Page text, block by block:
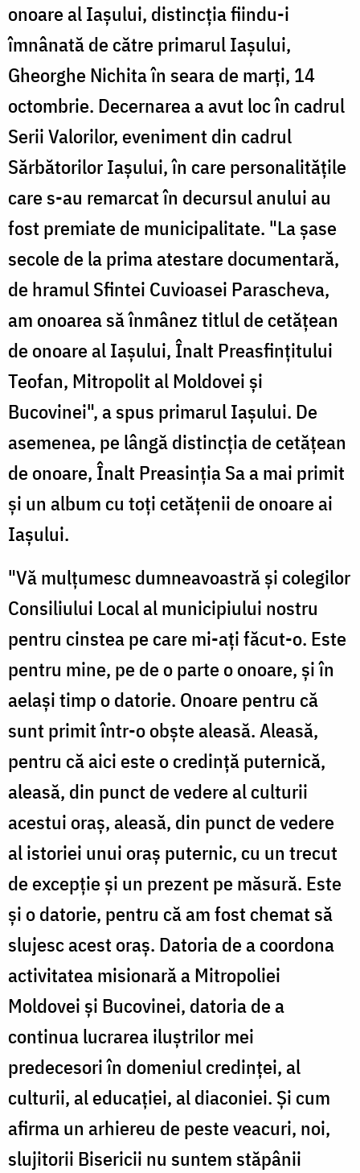
onoare al Iaşului, distincţia fiindu-i
îmnânată de către primarul Iaşului,
Gheorghe Nichita în seara de marţi, 14
octombrie. Decernarea a avut loc în cadrul
Serii Valorilor, eveniment din cadrul
Sărbătorilor Iaşului, în care personalităţile
care s-au remarcat în decursul anului au
fost premiate de municipalitate. "La şase
secole de la prima atestare documentară,
de hramul Sfintei Cuvioasei Parascheva,
am onoarea să înmânez titlul de cetăţean
de onoare al Iaşului, Înalt Preasfinţitului
Teofan, Mitropolit al Moldovei şi
Bucovinei", a spus primarul Iaşului. De
asemenea, pe lângă distincţia de cetăţean
de onoare, Înalt Preasinţia Sa a mai primit
şi un album cu toţi cetăţenii de onoare ai
Iaşului.
"Vă mulţumesc dumneavoastră şi colegilor
Consiliului Local al municipiului nostru
pentru cinstea pe care mi-aţi făcut-o. Este
pentru mine, pe de o parte o onoare, şi în
aelaşi timp o datorie. Onoare pentru că
sunt primit într-o obşte aleasă. Aleasă,
pentru că aici este o credinţă puternică,
aleasă, din punct de vedere al culturii
acestui oraş, aleasă, din punct de vedere
al istoriei unui oraş puternic, cu un trecut
de excepţie şi un prezent pe măsură. Este
şi o datorie, pentru că am fost chemat să
slujesc acest oraş. Datoria de a coordona
activitatea misionară a Mitropoliei
Moldovei şi Bucovinei, datoria de a
continua lucrarea iluştrilor mei
predecesori în domeniul credinţei, al
culturii, al educaţiei, al diaconiei. Şi cum
afirma un arhiereu de peste veacuri, noi,
slujitorii Bisericii nu suntem stăpânii